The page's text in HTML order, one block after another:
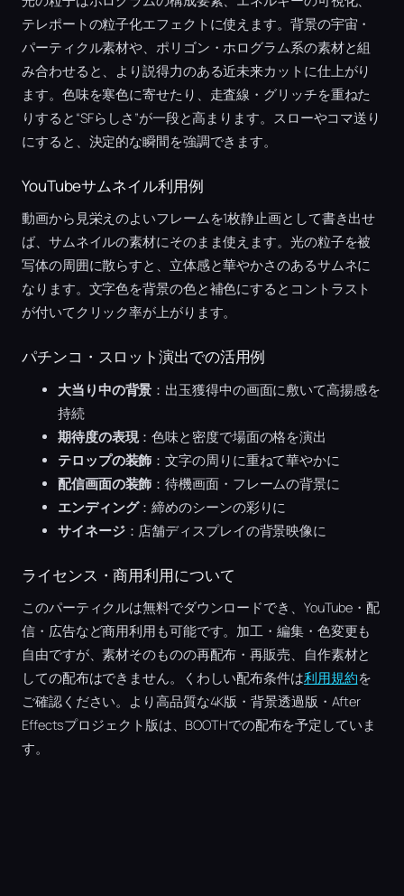
テレポートの粒子化エフェクトに使えます。背景の宇宙・
パーティクル素材や、ポリゴン・ホログラム系の素材と組
み合わせると、より説得力のある近未来カットに仕上がり
ます。色味を寒色に寄せたり、走査線・グリッチを重ねた
りすると“SFらしさ”が一段と高まります。スローやコマ送り
にすると、決定的な瞬間を強調できます。
YouTubeサムネイル利用例
動画から見栄えのよいフレームを1枚静止画として書き出せ
ば、サムネイルの素材にそのまま使えます。光の粒子を被
写体の周囲に散らすと、立体感と華やかさのあるサムネに
なります。文字色を背景の色と補色にするとコントラスト
が付いてクリック率が上がります。
パチンコ・スロット演出での活用例
大当り中の背景 ：出玉獲得中の画面に敷いて高揚感を
持続
期待度の表現：色味と密度で場面の格を演出
テロップの装飾 ：文字の周りに重ねて華やかに
配信画面の装飾 ：待機画面・フレームの背景に
エンディング：締めのシーンの彩りに
サイネージ：店舗ディスプレイの背景映像に
ライセンス・商用利用について
このパーティクルは無料でダウンロードでき、YouTube・配
信・広告など商用利用も可能です。加工・編集・色変更も
自由ですが、素材そのものの再配布・再販売、自作素材と
しての配布はできません。くわしい配布条件は利用規約を
ご確認ください。より高品質な4K版・背景透過版・After
Effectsプロジェクト版は、BOOTHでの配布を予定していま
す。